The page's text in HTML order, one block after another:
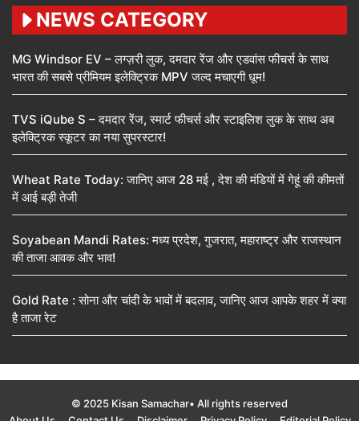
NEWS CATEGORY
MG Windsor EV – लग्ज़री लुक, दमदार रेंज और एडवांस फीचर्स के साथ
भारत की सबसे प्रीमियम इलेक्ट्रिक MPV जल्द मचाएगी धूम!
TVS iQube S – दमदार रेंज, स्मार्ट फीचर्स और स्टाइलिश लुक के साथ अब
इलेक्ट्रिक स्कूटर का नया सुपरस्टार!
Wheat Rate Today: जानिए आज 28 मई , देश की मंडियों में गेहूं की कीमतों
में आई बड़ी तेजी
Soyabean Mandi Rates: मध्य प्रदेश, गुजरात, महाराष्ट्र और राजस्थान
की ताजा आवक और भाव!
Gold Rate : सोना और चांदी के भावों में बदलाव, जानिए आज आपके शहर में क्या
है ताजा रेट
© 2025 Kisan Samachar• All rights reserved